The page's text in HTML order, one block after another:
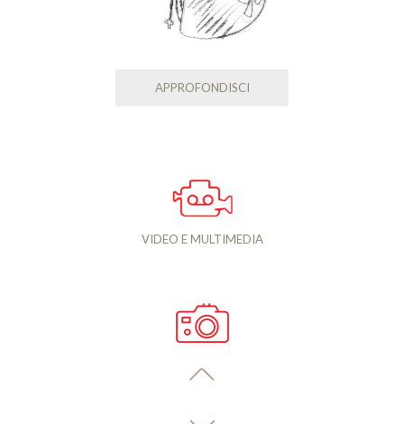
APPROFONDISCI
VIDEO E MULTIMEDIA